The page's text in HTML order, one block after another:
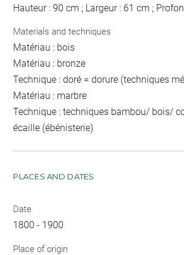
Hauteur : 90 cm ; Largeur : 61 cm ;
Materials and techniques
Matériau : bois
Matériau : bronze
Technique : doré = dorure (techniques
Matériau : marbre
Technique : techniques bambou/ bois/
écaille (ébénisterie)
PLACES AND DATES
Date
1800 - 1900
Place of origin